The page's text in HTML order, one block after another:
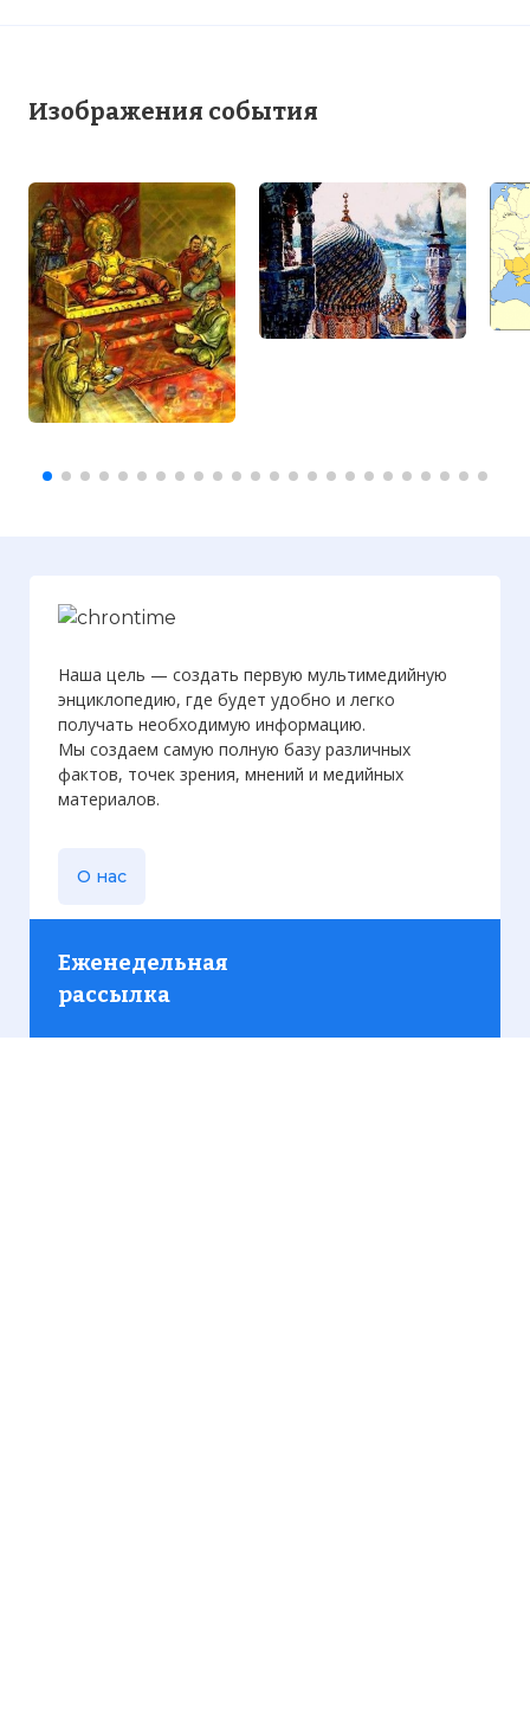
Изображения события
Наша цель — создать первую мультимедийную
энциклопедию, где будет удобно и легко
получать необходимую информацию.
Мы создаем самую полную базу различных
фактов, точек зрения, мнений и медийных
материалов.
О нас
Еженедельная
рассылка